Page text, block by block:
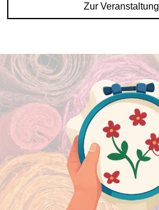
Zur Veranstaltung